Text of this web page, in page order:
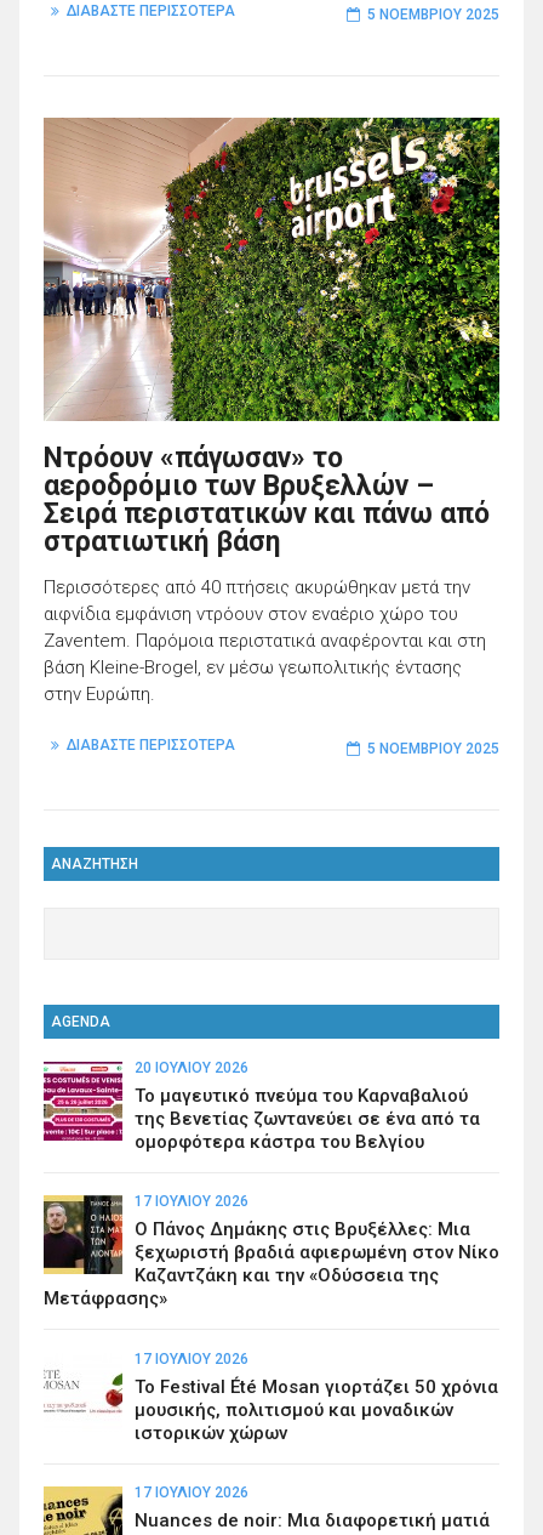
ΔΙΑΒΑΣΤΕ ΠΕΡΙΣΣΟΤΕΡΑ 5 ΝΟΕΜΒΡΊΟΥ 2025
Ντρόουν «πάγωσαν» το
αεροδρόμιο των Βρυξελλών –
Σειρά περιστατικών και πάνω από
στρατιωτική βάση
Περισσότερες από 40 πτήσεις ακυρώθηκαν μετά την
αιφνίδια εμφάνιση ντρόουν στον εναέριο χώρο του
Zaventem. Παρόμοια περιστατικά αναφέρονται και στη
βάση Kleine-Brogel, εν μέσω γεωπολιτικής έντασης
στην Ευρώπη.
ΔΙΑΒΑΣΤΕ ΠΕΡΙΣΣΟΤΕΡΑ 5 ΝΟΕΜΒΡΊΟΥ 2025
ΑΝΑΖΗΤΗΣΗ
AGENDA
20 ΙΟΥΛΊΟΥ 2026
Το μαγευτικό πνεύμα του Καρναβαλιού
της Βενετίας ζωντανεύει σε ένα από τα
ομορφότερα κάστρα του Βελγίου
17 ΙΟΥΛΊΟΥ 2026
Ο Πάνος Δημάκης στις Βρυξέλλες: Μια
ξεχωριστή βραδιά αφιερωμένη στον Νίκο
Καζαντζάκη και την «Οδύσσεια της
Μετάφρασης»
17 ΙΟΥΛΊΟΥ 2026
Το Festival Été Mosan γιορτάζει 50 χρόνια
μουσικής, πολιτισμού και μοναδικών
ιστορικών χώρων
17 ΙΟΥΛΊΟΥ 2026
Nuances de noir: Μια διαφορετική ματιά